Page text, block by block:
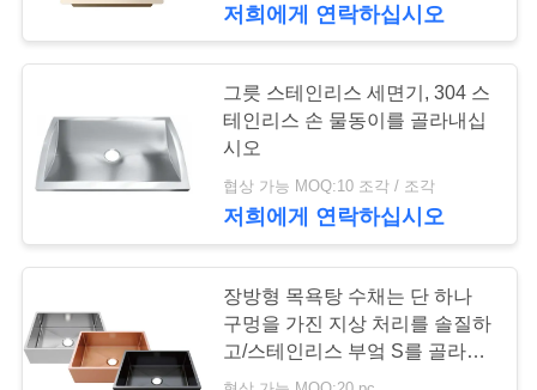
주
인
문
부엌 워크스테이션
은 가라앉습니다
PVD 스테인레스 강
싱크
저희에게 연락하십시오
그릇 스테인리스 세면기, 304 스
테인리스 손 물동이를 골라내십
시오
협상 가능 MOQ:10 조각 / 조각
저희에게 연락하십시오
장방형 목욕탕 수채는 단 하나
구멍을 가진 지상 처리를 솔질하
고/스테인리스 부엌 S를 골라냅
니다